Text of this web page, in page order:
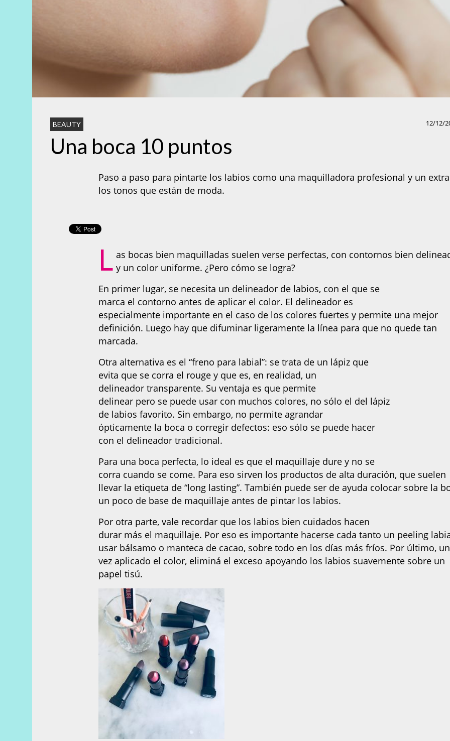
12/12/
BEAUTY
Una boca 10 puntos
Paso a paso para pintarte los labios como una maquilladora profesional y un
los tonos que están de moda.
L as bocas bien maquilladas suelen verse perfectas, con contornos bien
y un color uniforme. ¿Pero cómo se logra?
En primer lugar, se necesita un delineador de labios, con el que se
marca el contorno antes de aplicar el color. El delineador es
especialmente importante en el caso de los colores fuertes y permite una mejor
definición. Luego hay que difuminar ligeramente la línea para que no quede tan
marcada.
Otra alternativa es el “freno para labial”: se trata de un lápiz que
evita que se corra el rouge y que es, en realidad, un
delineador transparente. Su ventaja es que permite
delinear pero se puede usar con muchos colores, no sólo el del lápiz
de labios favorito. Sin embargo, no permite agrandar
ópticamente la boca o corregir defectos: eso sólo se puede hacer
con el delineador tradicional.
Para una boca perfecta, lo ideal es que el maquillaje dure y no se
corra cuando se come. Para eso sirven los productos de alta duración, que suelen
llevar la etiqueta de “long lasting”. También puede ser de ayuda colocar sobre la
un poco de base de maquillaje antes de pintar los labios.
Por otra parte, vale recordar que los labios bien cuidados hacen
durar más el maquillaje. Por eso es importante hacerse cada tanto un peeling
usar bálsamo o manteca de cacao, sobre todo en los días más fríos. Por último,
vez aplicado el color, eliminá el exceso apoyando los labios suavemente sobre un
papel tisú.